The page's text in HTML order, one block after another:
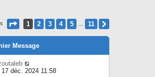
E
Page 1Sur 11
1 2 3 4 5 11
Message
17 déc. 2024 11:58